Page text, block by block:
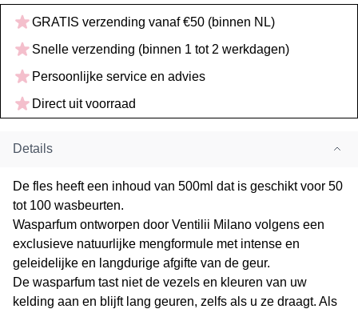
GRATIS verzending vanaf €50 (binnen NL)
Snelle verzending (binnen 1 tot 2 werkdagen)
Persoonlijke service en advies
Direct uit voorraad
Details
De fles heeft een inhoud van 500ml dat is geschikt voor 50
tot 100 wasbeurten.
Wasparfum ontworpen door Ventilii Milano volgens een
exclusieve natuurlijke mengformule met intense en
geleidelijke en langdurige afgifte van de geur.
De wasparfum tast niet de vezels en kleuren van uw
kelding aan en blijft lang geuren, zelfs als u ze draagt. Als